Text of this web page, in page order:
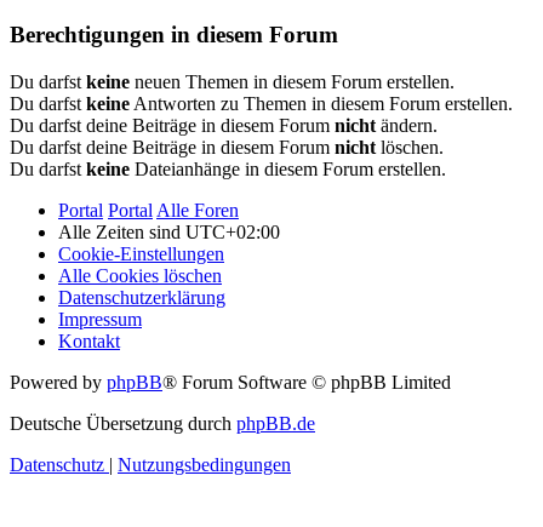
Berechtigungen in diesem Forum
Du darfst keine neuen Themen in diesem Forum erstellen.
Du darfst keine Antworten zu Themen in diesem Forum erstellen.
Du darfst deine Beiträge in diesem Forum nicht ändern.
Du darfst deine Beiträge in diesem Forum nicht löschen.
Du darfst keine Dateianhänge in diesem Forum erstellen.
Portal Portal Alle Foren
Alle Zeiten sind UTC+02:00
Cookie-Einstellungen
Alle Cookies löschen
Datenschutzerklärung
Impressum
Kontakt
Powered by phpBB® Forum Software © phpBB Limited
Deutsche Übersetzung durch phpBB.de
Datenschutz | Nutzungsbedingungen